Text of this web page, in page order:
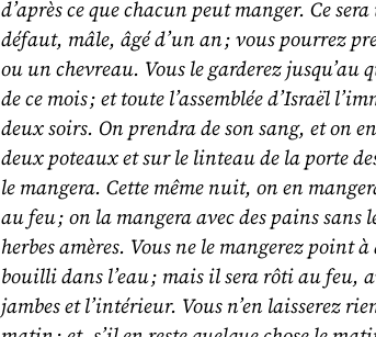
d’après ce que chacun peut manger. Ce
défaut, mâle, âgé d’un an ; vous pourrez
ou un chevreau. Vous le garderez jusqu’au
de ce mois ; et toute l’assemblée d’Israël
deux soirs. On prendra de son sang, et on
deux poteaux et sur le linteau de la porte
le mangera. Cette même nuit, on en
au feu ; on la mangera avec des pains sans
herbes amères. Vous ne le mangerez point
bouilli dans l’eau ; mais il sera rôti au feu,
jambes et l’intérieur. Vous n’en laisserez